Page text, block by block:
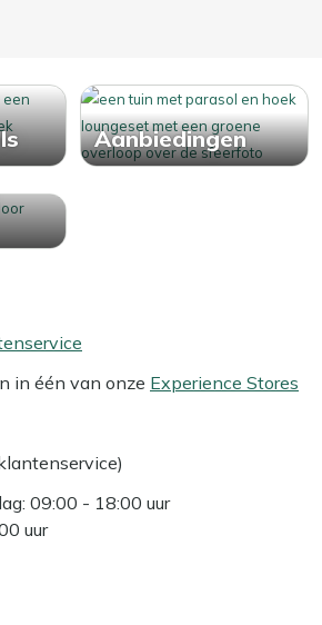
Aanbiedingen
in één van onze Experience Stores
09:00 - 18:00 uur
uur